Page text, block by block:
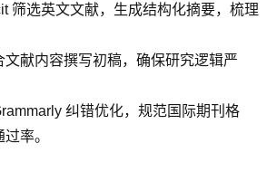
筛选英文文献，生成结构化摘要，梳理
文献内容撰写初稿，确保研究逻辑严
纠错优化，规范国际期刊格
率。